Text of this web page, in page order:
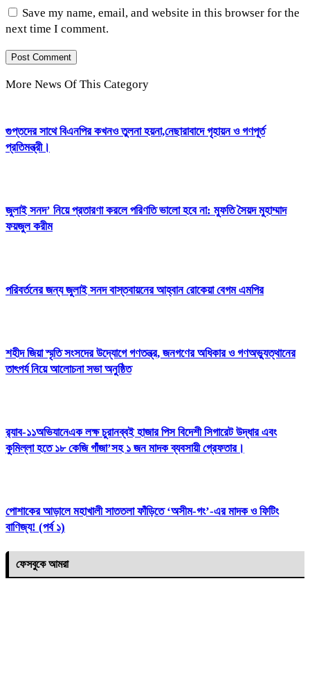
Save my name, email, and website in this browser for the
next time I comment.
More News Of This Category
গুপ্তদের সাথে বিএনপির কখনও তুলনা হয়না,নেছারাবাদে গৃহায়ন ও গণপূর্ত
প্রতিমন্ত্রী।
জুলাই সনদ’ নিয়ে প্রতারণা করলে পরিণতি ভালো হবে না: মুফতি সৈয়দ মুহাম্মাদ
ফয়জুল করীম
পরিবর্তনের জন্য জুলাই সনদ বাস্তবায়নের আহ্বান রোকেয়া বেগম এমপির
শহীদ জিয়া স্মৃতি সংসদের উদ্যোগে গণতন্ত্র, জনগণের অধিকার ও গণঅভ্যুত্থানের
তাৎপর্য নিয়ে আলোচনা সভা অনুষ্ঠিত
র‌্যাব-১১অভিযানেএক লক্ষ চুরানব্বই হাজার পিস বিদেশী সিগারেট উদ্ধার এবং
কুমিল্লা হতে ১৮ কেজি গাঁজা’সহ ১ জন মাদক ব্যবসায়ী গ্রেফতার।
পোশাকের আড়ালে মহাখালী সাততলা ফাঁড়িতে ‘অসীম-গং’-এর মাদক ও ফিটিং
বাণিজ্য! (পর্ব ১)
ফেসবুকে আমরা